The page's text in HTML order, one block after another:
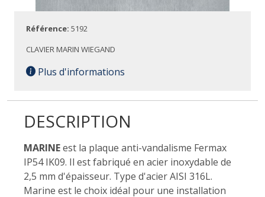
Référence: 5192
CLAVIER MARIN WIEGAND
Plus d'informations
DESCRIPTION
MARINEest la plaque anti-vandalisme Fermax
IP54 IK09. Il est fabriqué en acier inoxydable de
2,5 mm d'épaisseur. Type d'acier AISI 316L.
Marine est le choix idéal pour une installation